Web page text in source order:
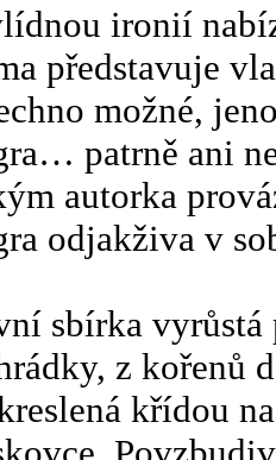
ironií
představuje
možné,
patrně ani
autorka
odjakživa v
sbírka
z kořenů
křídou